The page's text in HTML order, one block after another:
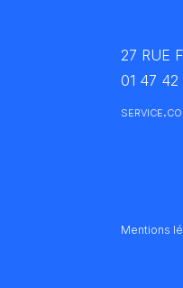
27 RUE
01 47 42
Mentions